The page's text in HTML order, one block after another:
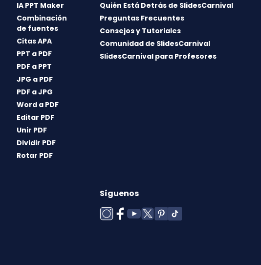
IA PPT Maker
Combinación
de fuentes
Citas APA
PPT a PDF
PDF a PPT
JPG a PDF
PDF a JPG
Word a PDF
Editar PDF
Unir PDF
Dividir PDF
Rotar PDF
Quién Está Detrás de SlidesCarnival
Preguntas Frecuentes
Consejos y Tutoriales
Comunidad de SlidesCarnival
SlidesCarnival para Profesores
Síguenos